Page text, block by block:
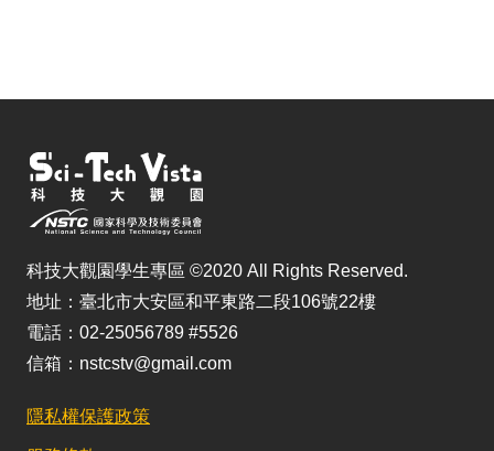
科技大觀園學生專區 ©2020 All Rights Reserved.
地址：臺北市大安區和平東路二段106號22樓
電話：02-25056789 #5526
信箱：nstcstv@gmail.com
隱私權保護政策